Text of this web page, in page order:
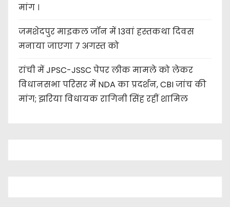
मांग ।
जमशेदपुर माइकल जॉन में 13वां हस्तकथा दिवस
मनाया जाएगा 7 अगस्त को
रांची में JPSC-JSSC पेपर लीक मामले को लेकर
विधानसभा परिसर में NDA का प्रदर्शन, CBI जांच की
मांग; झरिया विधायक रागिनी सिंह रहीं शामिल